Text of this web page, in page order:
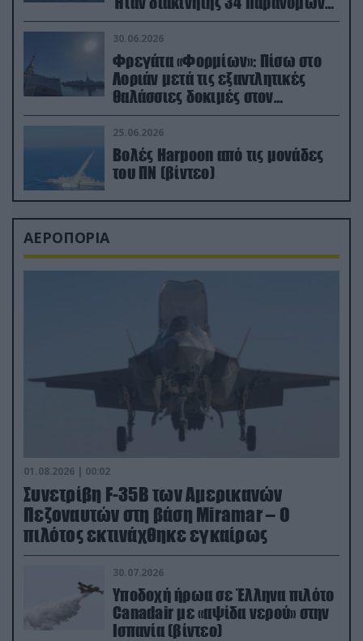
μεταναστών
30.06.2026
Φρεγάτα «Φορμίων»: Πίσω στο
Λοριάν μετά τις εξαντλητικές
θαλάσσιες δοκιμές στον
απαιτητικό Βισκαϊκό
25.06.2026
Βολές Harpoon από τις μονάδες
του ΠΝ (βίντεο)
ΑΕΡΟΠΟΡΙΑ
01.08.2026 | 00:02
Συνετρίβη F-35B των Αμερικανών
Πεζοναυτών στη βάση Miramar – Ο
πιλότος εκτινάχθηκε εγκαίρως
30.07.2026
Υποδοχή ήρωα σε Έλληνα πιλότο
Canadair με «αψίδα νερού» στην
Ισπανία (βίντεο)